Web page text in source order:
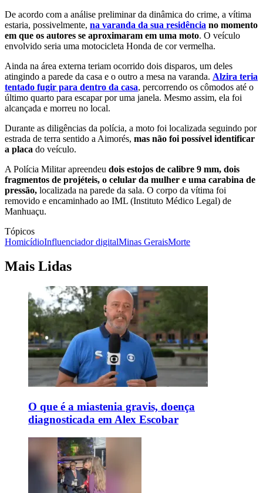
De acordo com a análise preliminar da dinâmica do crime, a vítima
estaria, possivelmente, na varanda da sua residência no momento
em que os autores se aproximaram em uma moto. O veículo
envolvido seria uma motocicleta Honda de cor vermelha.
Ainda na área externa teriam ocorrido dois disparos, um deles
atingindo a parede da casa e o outro a mesa na varanda. Alzira teria
tentado fugir para dentro da casa, percorrendo os cômodos até o
último quarto para escapar por uma janela. Mesmo assim, ela foi
alcançada e morreu no local.
Durante as diligências da polícia, a moto foi localizada seguindo por
estrada de terra sentido a Aimorés, mas não foi possível identificar
a placa do veículo.
A Polícia Militar apreendeu dois estojos de calibre 9 mm, dois
fragmentos de projéteis, o celular da mulher e uma carabina de
pressão, localizada na parede da sala. O corpo da vítima foi
removido e encaminhado ao IML (Instituto Médico Legal) de
Manhuaçu.
Tópicos
HomicídioInfluenciador digitalMinas GeraisMorte
Mais Lidas
O que é a miastenia gravis, doença
diagnosticada em Alex Escobar